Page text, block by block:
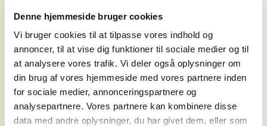
Denne hjemmeside bruger cookies
Vi bruger cookies til at tilpasse vores indhold og
annoncer, til at vise dig funktioner til sociale medier og til
at analysere vores trafik. Vi deler også oplysninger om
din brug af vores hjemmeside med vores partnere inden
for sociale medier, annonceringspartnere og
analysepartnere. Vores partnere kan kombinere disse
data med andre oplysninger, du har givet dem, eller som
men alene gennem deres evne til at skrive
poetiske tekster og et sonisk udtryk, der
både rummer storhed og skrøbelighed,
har de
formået at samle en dedikeret fanskare.
Deres debutalbum blev skabt i et
sommerhus